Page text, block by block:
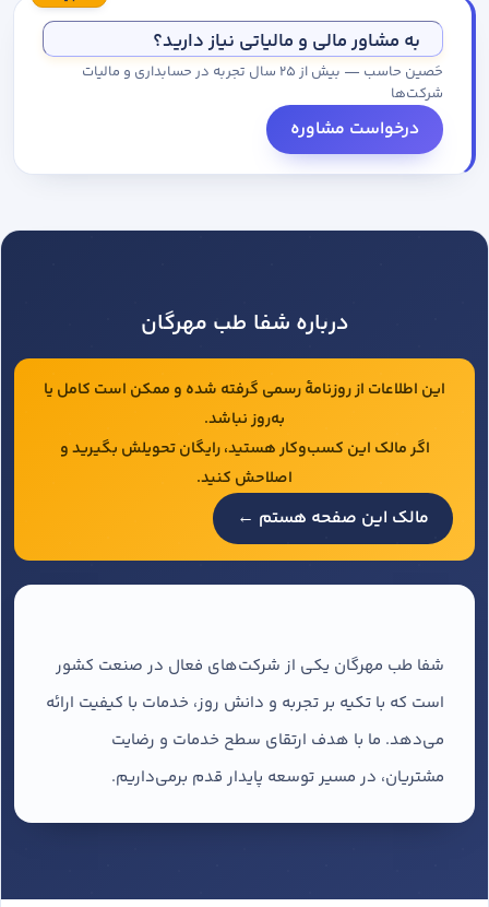
به مشاور مالی و مالیاتی نیاز دارید؟
حَصین حاسب — بیش از ۲۵ سال تجربه در حسابداری و مالیات
شرکت‌ها
درخواست مشاوره
درباره شفا طب مهرگان
این اطلاعات از روزنامهٔ رسمی گرفته شده و ممکن است کامل یا
به‌روز نباشد.
اگر مالک این کسب‌وکار هستید، رایگان تحویلش بگیرید و
اصلاحش کنید.
مالک این صفحه هستم ←
شفا طب مهرگان یکی از شرکت‌های فعال در صنعت کشور
است که با تکیه بر تجربه و دانش روز، خدمات با کیفیت ارائه
می‌دهد. ما با هدف ارتقای سطح خدمات و رضایت
مشتریان، در مسیر توسعه پایدار قدم برمی‌داریم.